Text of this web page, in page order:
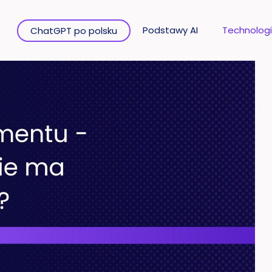
ChatGPT po polsku Podstawy AI